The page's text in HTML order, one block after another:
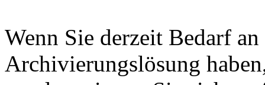
Wenn Sie derzeit Bedarf
Archivierungslösung